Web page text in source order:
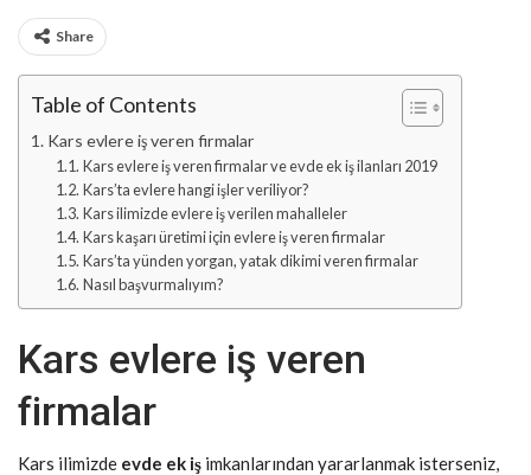
Share
Table of Contents
Kars evlere iş veren firmalar
Kars evlere iş veren firmalar ve evde ek iş ilanları 2019
Kars’ta evlere hangi işler veriliyor?
Kars ilimizde evlere iş verilen mahalleler
Kars kaşarı üretimi için evlere iş veren firmalar
Kars’ta yünden yorgan, yatak dikimi veren firmalar
Nasıl başvurmalıyım?
Kars evlere iş veren
firmalar
Kars ilimizde evde ek iş imkanlarından yararlanmak isterseniz,